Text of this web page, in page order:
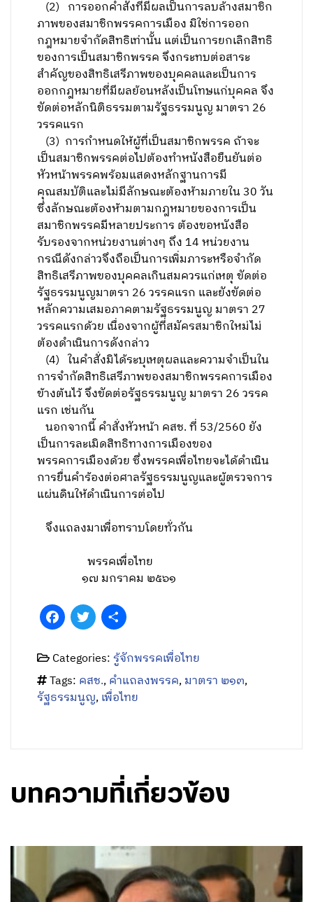
(2) การออกคำสั่งที่มีผลเป็นการลบล้างสมาชิก
ภาพของสมาชิกพรรคการเมือง มิใช่การออก
กฎหมายจำกัดสิทธิเท่านั้น แต่เป็นการยกเลิกสิทธิ
ของการเป็นสมาชิกพรรค จึงกระทบต่อสาระ
สำคัญของสิทธิเสรีภาพของบุคคลและเป็นการ
ออกกฎหมายที่มีผลย้อนหลังเป็นโทษแก่บุคคล จึง
ขัดต่อหลักนิติธรรมตามรัฐธรรมนูญ มาตรา 26
วรรคแรก
(3) การกำหนดให้ผู้ที่เป็นสมาชิกพรรค ถ้าจะ
เป็นสมาชิกพรรคต่อไปต้องทำหนังสือยืนยันต่อ
หัวหน้าพรรคพร้อมแสดงหลักฐานการมี
คุณสมบัติและไม่มีลักษณะต้องห้ามภายใน 30 วัน
ซึ่งลักษณะต้องห้ามตามกฎหมายของการเป็น
สมาชิกพรรคมีหลายประการ ต้องขอหนังสือ
รับรองจากหน่วยงานต่างๆ ถึง 14 หน่วยงาน
กรณีดังกล่าวจึงถือเป็นการเพิ่มภาระหรือจำกัด
สิทธิเสรีภาพของบุคคลเกินสมควรแก่เหตุ ขัดต่อ
รัฐธรรมนูญมาตรา 26 วรรคแรก และยังขัดต่อ
หลักความเสมอภาคตามรัฐธรรมนูญ มาตรา 27
วรรคแรกด้วย เนื่องจากผู้ที่สมัครสมาชิกใหม่ไม่
ต้องดำเนินการดังกล่าว
(4) ในคำสั่งมิได้ระบุเหตุผลและความจำเป็นใน
การจำกัดสิทธิเสรีภาพของสมาชิกพรรคการเมือง
ข้างต้นไว้ จึงขัดต่อรัฐธรรมนูญ มาตรา 26 วรรค
แรก เช่นกัน
นอกจากนี้ คำสั่งหัวหน้า คสช. ที่ 53/2560 ยัง
เป็นการละเมิดสิทธิทางการเมืองของ
พรรคการเมืองด้วย ซึ่งพรรคเพื่อไทยจะได้ดำเนิน
การยื่นคำร้องต่อศาลรัฐธรรมนูญและผู้ตรวจการ
แผ่นดินให้ดำเนินการต่อไป
จึงแถลงมาเพื่อทราบโดยทั่วกัน
พรรคเพื่อไทย
๑๗ มกราคม ๒๕๖๑
FacebookTwitter
Categories:รู้จักพรรคเพื่อไทย
Tags: คสช.,คำแถลงพรรค,มาตรา ๒๑๓,
รัฐธรรมนูญ,เพื่อไทย
บทความที่เกี่ยวข้อง